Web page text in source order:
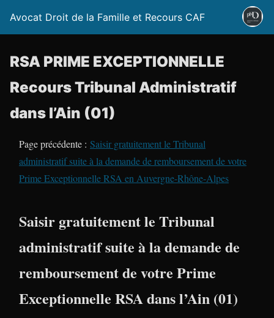
Avocat Droit de la Famille et Recours CAF
RSA PRIME EXCEPTIONNELLE
Recours Tribunal Administratif
dans l’Ain (01)
Page précédente : Saisir gratuitement le Tribunal
administratif suite à la demande de remboursement de votre
Prime Exceptionnelle RSA en Auvergne-Rhône-Alpes
Saisir gratuitement le Tribunal
administratif suite à la demande de
remboursement de votre Prime
Exceptionnelle RSA dans l’Ain (01)